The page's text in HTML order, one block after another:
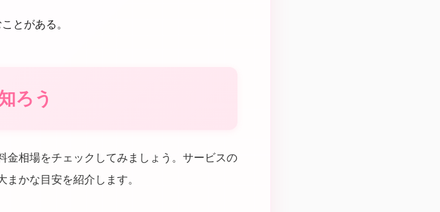
とがある。
ろう
金相場をチェックしてみましょう。サービスの
かな目安を紹介します。